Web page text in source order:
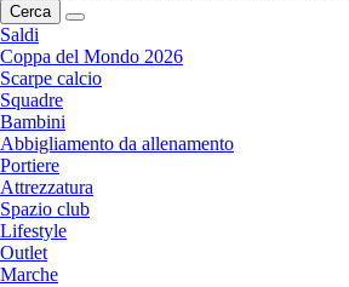
Cerca
Saldi
Coppa del Mondo 2026
Scarpe calcio
Squadre
Bambini
Abbigliamento da allenamento
Portiere
Attrezzatura
Spazio club
Lifestyle
Outlet
Marche